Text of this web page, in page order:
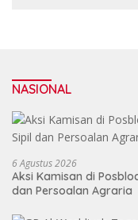
NASIONAL
6 Agustus 2026
Aksi Kamisan di
dan Persoalan Agraria